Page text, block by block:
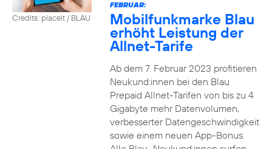
Credits: placeit / BLAU
FEBRUAR:
Mobilfunkmarke Blau
erhöht Leistung der
Allnet-Tarife
Ab dem 7. Februar 2023 profitieren
Neukund:innen bei den Blau
Prepaid Allnet-Tarifen von bis zu 4
Gigabyte mehr Datenvolumen,
verbesserter Datengeschwindigkeit
sowie einem neuen App-Bonus.